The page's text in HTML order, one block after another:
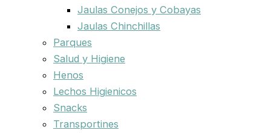
Jaulas Conejos y Cobayas
Jaulas Chinchillas
Parques
Salud y Higiene
Henos
Lechos Higienicos
Snacks
Transportines